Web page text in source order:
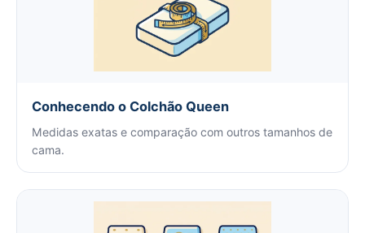
Conhecendo o Colchão Queen
Medidas exatas e comparação com outros tamanhos de
cama.